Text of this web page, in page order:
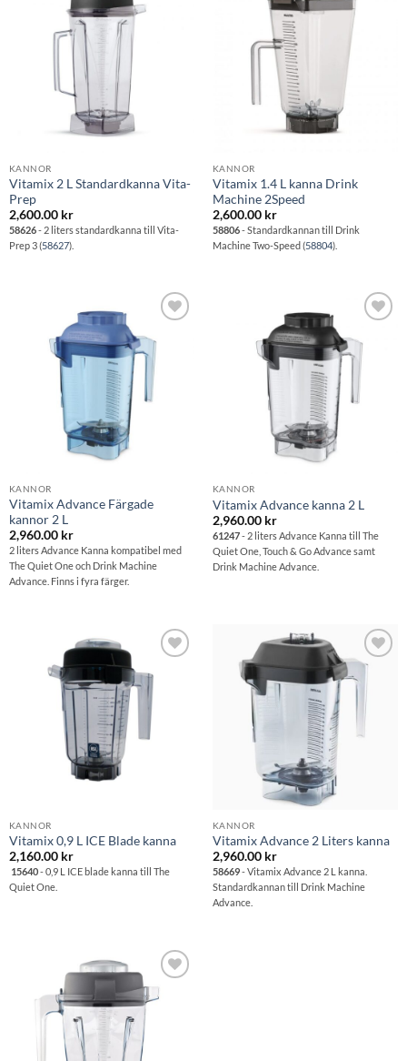
Lägg till i
KANNOR
Vitamix 2 L Standardkanna Vita-
Prep
2,600.00 kr
58626- 2 liters standardkanna till Vita-
Prep 3 (58627).
Lägg till i
önskelistan
KANNOR
Vitamix 1.4 L kanna Drink
Machine 2Speed
2,600.00 kr
58806- Standardkannan till Drink
Machine Two-Speed (58804).
Lägg till i
önskelistan
KANNOR
Vitamix Advance Färgade
kannor 2 L
2,960.00 kr
2 liters Advance Kanna kompatibel med
The Quiet One och Drink Machine
Advance. Finns i fyra färger.
önskelistan
KANNOR
Vitamix Advance kanna 2 L
2,960.00 kr
61247- 2 liters Advance Kanna till The
Quiet One, Touch & Go Advance samt
Drink Machine Advance.
önskelistan
KANNOR
Vitamix 0,9 L ICE Blade kanna
2,160.00 kr
15640- 0,9 L ICE blade kanna till The
Quiet One.
Lägg till i
önskelistan
KANNOR
Vitamix Advance 2 Liters kanna
2,960.00 kr
58669- Vitamix Advance 2 L kanna.
Standardkannan till Drink Machine
Advance.
Lägg till i
önskelistan